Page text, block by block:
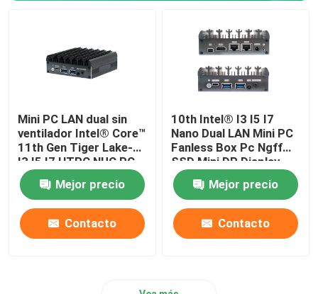
Mini PC LAN dual sin
ventilador Intel® Core™
11th Gen Tiger Lake-U
I3 I5 I7 HTPC NUC PC
Mejor precio
Contacto
10th Intel® I3 I5 I7
Nano Dual LAN Mini PC
Fanless Box Pc Ngff
SSD Mini DP Display
Mejor precio
Contacto